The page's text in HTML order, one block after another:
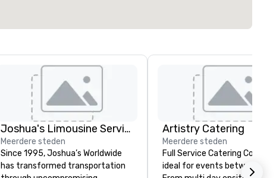
Joshua's Limousine Service
Meerdere steden
Since 1995, Joshua’s Worldwide
has transformed transportation
Artistry Catering
Meerdere steden
Full Service Catering
ideal for events between